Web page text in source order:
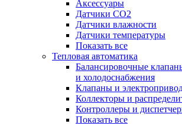
Аксессуары
Датчики CO2
Датчики влажности
Датчики температуры
Показать все
Тепловая автоматика
Балансировочные
и холодоснабжения
Клапаны и
Коллекторы и
Контроллеры и
Показать все